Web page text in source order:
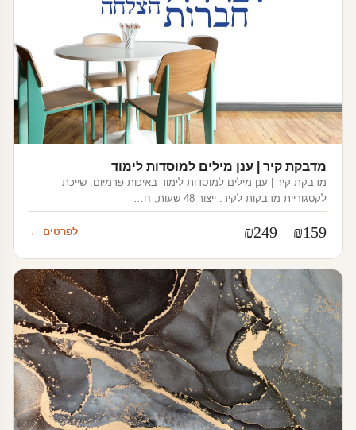
מדבקת קיר | ענן מילים למוסדות לימוד
מדבקת קיר | ענן מילים למוסדות לימוד באיכות פרמיום. שייכת
לקטגוריית מדבקות לקיר. ייצור 48 שעות, ח…
₪159
–
₪249
מחירים:
עד
לפרטים ←